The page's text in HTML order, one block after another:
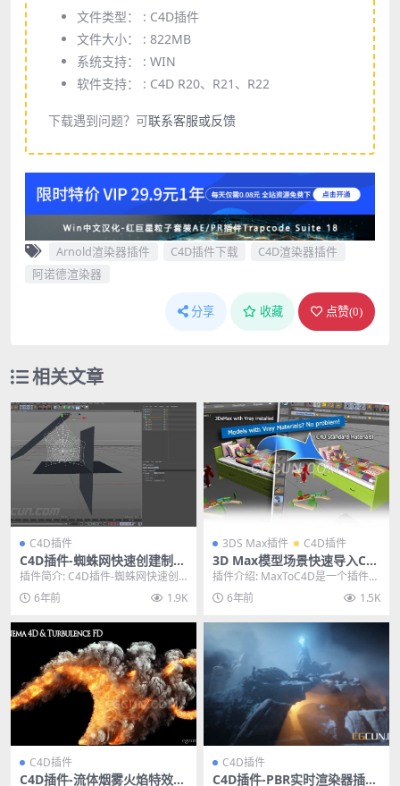
文件类型： : C4D插件
文件大小： : 822MB
系统支持： : WIN
软件支持： : C4D R20、R21、R22
下载遇到问题？可联系客服或反馈
Arnold渲染器插件 C4D插件下载
C4D渲染器插件
阿诺德渲染器
分享 收藏 点赞(0)
相关文章
C4D插件
C4D插件-蜘蛛网快速创建制作
插件 SpiderWeb V1.22 含使
用教程
插件简介: C4D插件-蜘蛛网快速创
建制作插件 SpiderWeb V1.22 ...
6年前 1.9K
3DS Max插件 C4D插件
3D Max模型场景快速导入C4
D插件 MAXtoC4D v4.5 Win
破解版
插件介绍: MaxToC4D是一个插件，
只需单击两次即可将3DsMax当前
场景传...
6年前 1.5K
C4D插件
C4D插件-流体烟雾火焰特效模
C4D插件
C4D插件-PBR实时渲染器插件